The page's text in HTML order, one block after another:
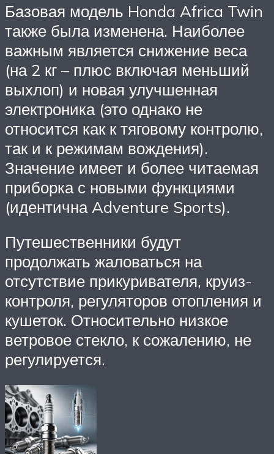
Базовая модель Honda Africa Twin
также была изменена. Наиболее
важным является снижение веса
(на 2 кг – плюс включая меньший
выхлоп) и новая улучшенная
электроника (это однако не
относится как к тяговому контролю,
так и к режимам вождения).
Значение имеет и более читаемая
приборка с новыми функциями
(идентична Adventure Sports).
Путешественники будут
продолжать жаловаться на
отсутствие прикуривателя, круиз-
контроля, регуляторов отопления и
кушеток. Относительно низкое
ветровое стекло, к сожалению, не
регулируется.